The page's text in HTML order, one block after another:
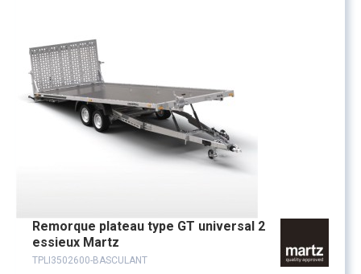
Remorque plateau type GT universal 2
essieux Martz
TPLI3502600-BASCULANT